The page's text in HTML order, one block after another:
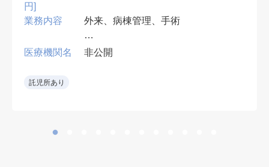
円]
業務内容 外来、病棟管理、手術
•専門医必須。外傷・人工関節を中
医療機関名 非公開
託児所あり